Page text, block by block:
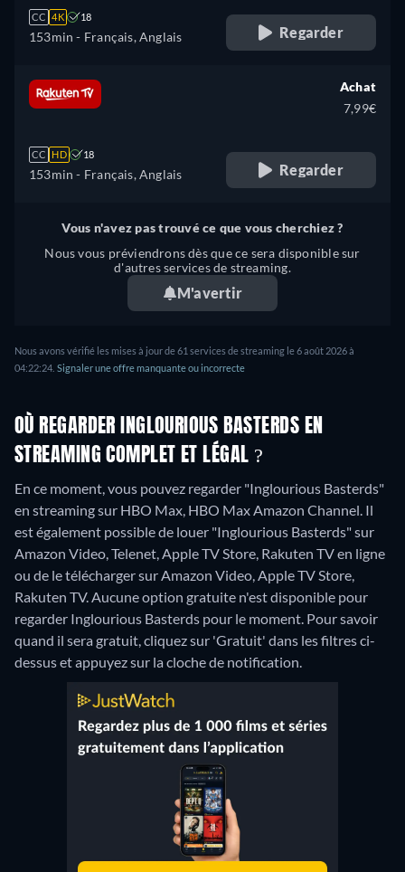
CC 4K 18
153min - Français, Anglais Regarder
CC HD 18
153min - Français, Anglais
Achat
7,99€
Regarder
Vous n'avez pas trouvé ce que vous cherchiez ?
Nous vous préviendrons dès que ce sera disponible sur
d'autres services de streaming.
M'avertir
Nous avons vérifié les mises à jour de 61 services de streaming le 6 août 2026 à
04:22:24. Signaler une offre manquante ou incorrecte
OÙ REGARDER INGLOURIOUS BASTERDS EN
STREAMING COMPLET ET LÉGAL ?
En ce moment, vous pouvez regarder "Inglourious Basterds"
en streaming sur HBO Max, HBO Max Amazon Channel. Il
est également possible de louer "Inglourious Basterds" sur
Amazon Video, Telenet, Apple TV Store, Rakuten TV en ligne
ou de le télécharger sur Amazon Video, Apple TV Store,
Rakuten TV.Aucune option gratuite n'est disponible pour
regarder Inglourious Basterds pour le moment. Pour savoir
quand il sera gratuit, cliquez sur 'Gratuit' dans les filtres ci-
dessus et appuyez sur la cloche de notification.